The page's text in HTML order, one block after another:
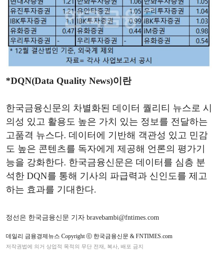
*DQN(Data Quality News)이란
한국금융신문의 차별화된 데이터 퀄리티 뉴스로 시
의성 있고 활용도 높은 가치 있는 정보를 전달하는
고품격 뉴스다. 데이터에 기반해 객관성 있고 민감
도 높은 콘텐츠를 독자에게 제공해 언론의 평가기
능을 강화한다. 한국금융신문은 데이터를 심층 분
석한 DQN를 통해 기사의 파급력과 신인도를 제고
하는 효과를 기대한다.
정선은 한국금융신문 기자 bravebambi@fntimes.com
데일리 금융경제뉴스 Copyright ⓒ 한국금융신문 & FNTIMES.com
저작권법에 의거 상업적 목적의 무단 전재, 복사, 배포 금지